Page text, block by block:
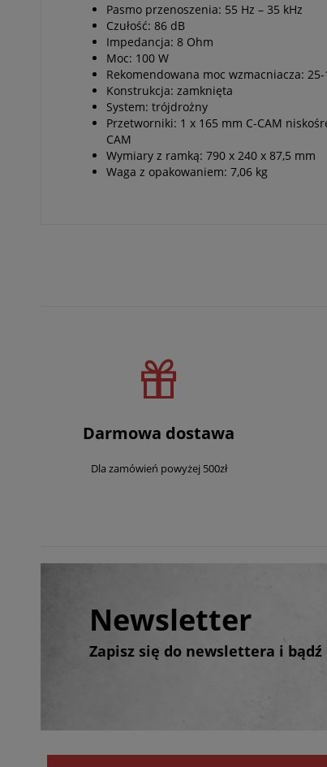
Pasmo przenoszenia: 55 Hz – 35 kHz
Czułość: 86 dB
Impedancja: 8 Ohm
Moc: 100 W
Rekomendowana moc wzmacniacza: 25-
Konstrukcja: zamknięta
System: trójdrożny
Przetworniki: 1 x 165 mm C-CAM
CAM
Wymiary z ramką: 790 x 240 x 87,5 mm
Waga z opakowaniem: 7,06 kg
Darmowa dostawa
Dla zamówień powyżej 500zł
Newsletter
Zapisz się do newslettera i